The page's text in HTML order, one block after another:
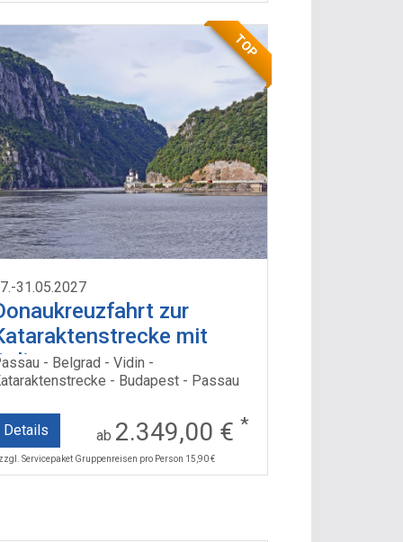
TOP
31.05.2027
zur
mit
- Belgrad - Vidin -
- Budapest - Passau
Details ab 2.349,00 € *
Servicepaket Gruppenreisen pro Person 15,90 €